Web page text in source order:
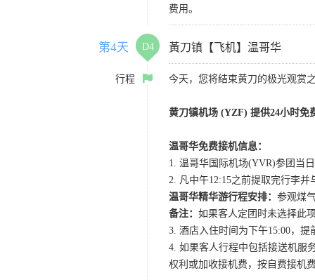
费用。
第4天 D4 黃刀镇【飞机】温哥华
行程 今天，您将结束黄刀的极光观赏
黄刀镇机场 (YZF) 提供24小时免
温哥华免费接机信息：
1. 温哥华国际机场(YVR)参团当
2. 凡中午12:15之前提取完行李
温哥华精华游行程安排： 参观煤
备注： 如果客人定团时未选择此
3. 酒店入住时间为下午15:00，
4. 如果客人行程中包括接送机服
权利或加收接机费，按自费接机